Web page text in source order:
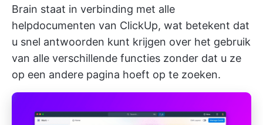
Brain staat in verbinding met alle
helpdocumenten van ClickUp, wat betekent dat
u snel antwoorden kunt krijgen over het gebruik
van alle verschillende functies zonder dat u ze
op een andere pagina hoeft op te zoeken.